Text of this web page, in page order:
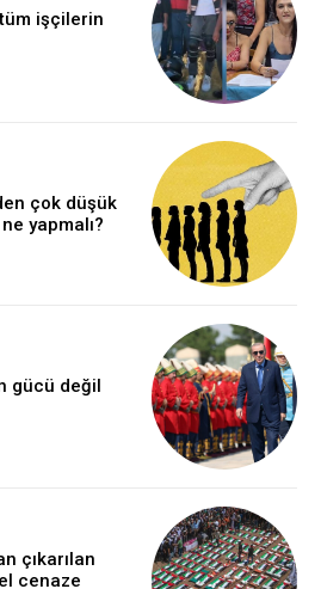
işçilerin
çok düşük
yapmalı?
gücü değil
çıkarılan
cenaze